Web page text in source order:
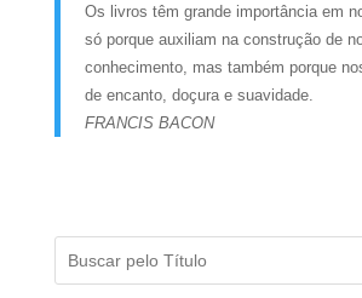
Os livros têm grande importância em
só porque auxiliam na construção de
conhecimento, mas também porque
de encanto, doçura e suavidade.
FRANCIS BACON